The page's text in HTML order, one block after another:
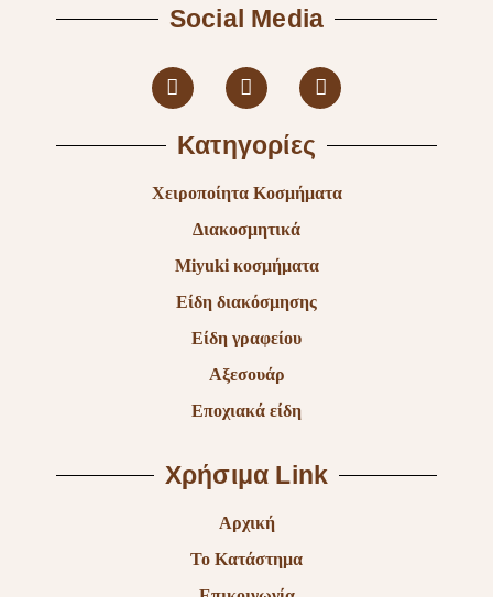
Social Media
Κατηγορίες
Χειροποίητα Κοσμήματα
Διακοσμητικά
Miyuki κοσμήματα
Είδη διακόσμησης
Είδη γραφείου
Αξεσουάρ
Εποχιακά είδη
Χρήσιμα Link
Αρχική
Το Κατάστημα